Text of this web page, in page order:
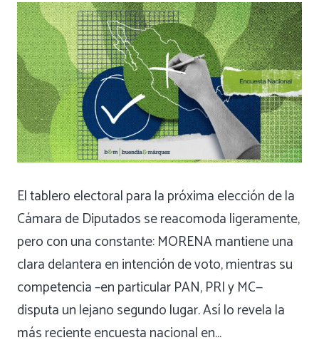
El tablero electoral para la próxima elección de la
Cámara de Diputados se reacomoda ligeramente,
pero con una constante: MORENA mantiene una
clara delantera en intención de voto, mientras su
competencia –en particular PAN, PRI y MC—
disputa un lejano segundo lugar. Así lo revela la
más reciente encuesta nacional en…